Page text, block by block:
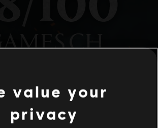
value your
privacy